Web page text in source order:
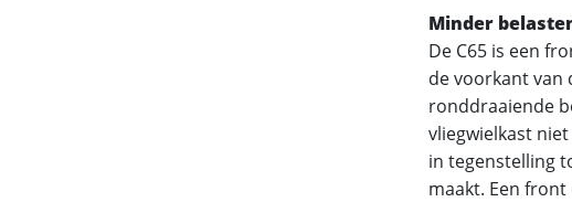
Minder
De C65 is een
de voorkant van
ronddraaiende
vliegwielkast
in tegenstelling
maakt. Een